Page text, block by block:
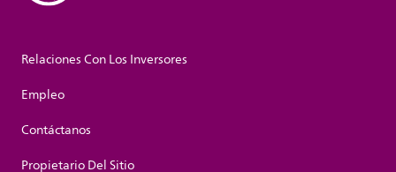
Relaciones Con Los Inversores
Empleo
Contáctanos
Propietario Del Sitio